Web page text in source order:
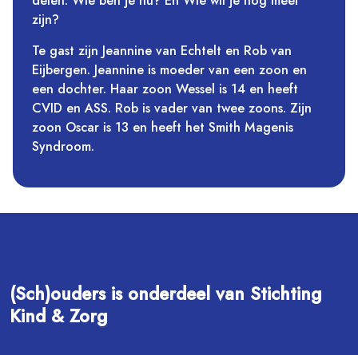
zijn?
Te gast zijn Jeannine van Echtelt en Rob van
Eijbergen. Jeannine is moeder van een zoon en
een dochter. Haar zoon Wessel is 14 en heeft
CVID en ASS. Rob is vader van twee zoons. Zijn
zoon Oscar is 13 en heeft het Smith Magenis
Syndroom.
(Sch)ouders is onderdeel van Stichting
Kind & Zorg